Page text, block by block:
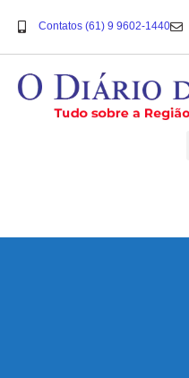
Contatos (61) 9 9602-1440